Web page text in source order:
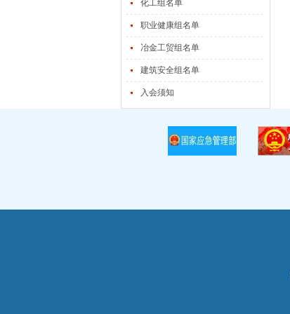
化工组名单
职业健康组名单
冶金工贸组名单
建筑安全组名单
入会须知